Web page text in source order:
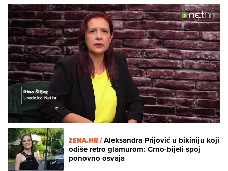
razotkriva mitove o perimenopauzi i
menopauzi: 'Važno je pričati o tome'
Unmute /
Loaded:
1.69%